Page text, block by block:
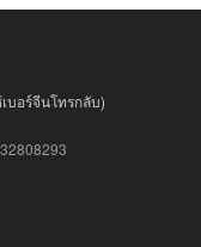
บอร์จีนโทรกลับ)